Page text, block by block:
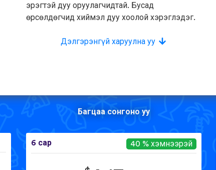
эрэгтэй дуу оруулагчидтай. Бусад
өрсөлдөгчид хиймэл дуу хоолой хэрэглэдэг.
Дэлгэрэнгүй харуулна уу
Багцаа сонгоно уу
6 сар 40 % хэмнээрэй